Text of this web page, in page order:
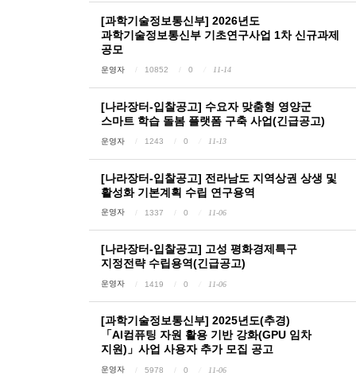
[과학기술정보통신부] 2026년도
과학기술정보통신부 기초연구사업 1차 신규과제
공모
운영자 10852 0 11-14
[나라장터-입찰공고] 수요자 맞춤형 영양군
스마트 학습 돌봄 플랫폼 구축 사업(긴급공고)
운영자 1243 0 11-13
[나라장터-입찰공고] 전라남도 지역상권 상생 및
활성화 기본계획 수립 연구용역
운영자 1337 0 11-06
[나라장터-입찰공고] 고성 평화경제특구
지정전략 수립용역(긴급공고)
운영자 1419 0 11-06
[과학기술정보통신부] 2025년도(추경)
「AI컴퓨팅 자원 활용 기반 강화(GPU 임차
지원)」사업 사용자 추가 모집 공고
운영자 5978 0 11-06